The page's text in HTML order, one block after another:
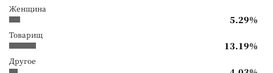
Женщина
5.29%
Товарищ
13.19%
Другое